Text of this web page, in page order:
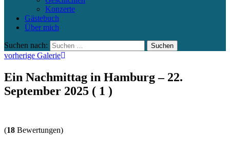
Konzerte
Gästebuch
Über mich
Suchen nach:
vorherige Galerie
Ein Nachmittag in Hamburg – 22.
September 2025 ( 1 )
(18 Bewertungen)